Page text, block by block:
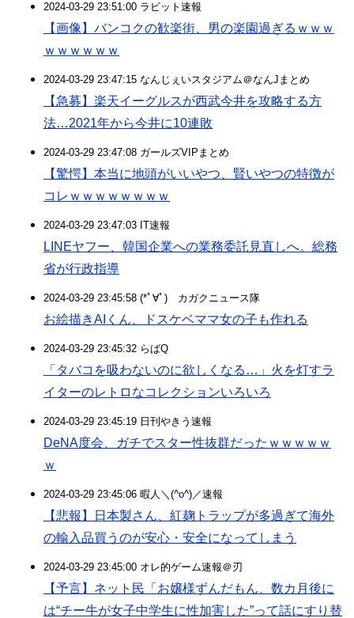
2024-03-29 23:51:00 ラビット速報
【画像】バンコクの歓楽街、男の楽園過ぎるｗｗｗ
ｗｗｗｗｗｗ
2024-03-29 23:47:15 なんじぇいスタジアム＠なんJまとめ
【急募】楽天イーグルスが西武今井を攻略する方
法…2021年から今井に10連敗
2024-03-29 23:47:08 ガールズVIPまとめ
【驚愕】本当に地頭がいいやつ、賢いやつの特徴が
コレｗｗｗｗｗｗｗｗ
2024-03-29 23:47:03 IT速報
LINEヤフー、韓国企業への業務委託見直しへ。総務
省が行政指導
2024-03-29 23:45:58 (*ﾟ∀ﾟ)ゞカガクニュース隊
お絵描きAIくん、ドスケベママ女の子も作れる
2024-03-29 23:45:32 らばQ
「タバコを吸わないのに欲しくなる…」火を灯すラ
イターのレトロなコレクションいろいろ
2024-03-29 23:45:19 日刊やきう速報
DeNA度会、ガチでスター性抜群だったｗｗｗｗｗ
ｗ
2024-03-29 23:45:06 暇人＼(^o^)／速報
【悲報】日本製さん、紅麹トラップが多過ぎて海外
の輸入品買うのが安心・安全になってしまう
2024-03-29 23:45:00 オレ的ゲーム速報＠刃
【予言】ネット民「お嬢様ずんだもん、数カ月後に
は“チー牛が女子中学生に性加害した”って話にすり替